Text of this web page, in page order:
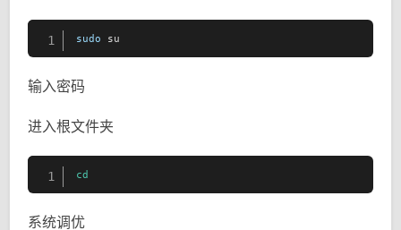
1 sudo su
输入密码
进入根文件夹
1 cd
系统调优